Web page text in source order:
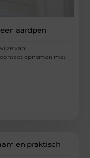
aardpen
van
opnemen met
en praktisch